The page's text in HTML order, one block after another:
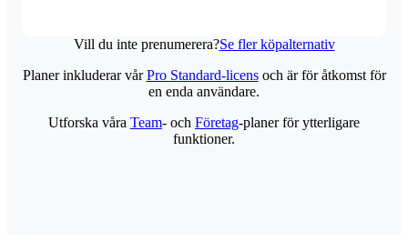
Vill du inte prenumerera?Se fler köpalternativ
Planer inkluderar vårPro Standard-licensoch är för åtkomst för
en enda användare.
Utforska våra Team- och Företag-planer för ytterligare
funktioner.